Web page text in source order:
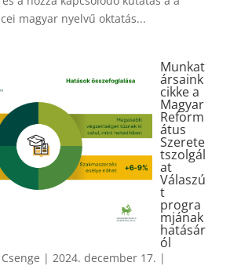
magyar nyelvű oktatás...
Munkat
ársaink
cikke a
Magyar
Reform
átus
Szerete
tszolgál
at
Válaszú
t
progra
mjának
hatásár
ól
| 2024. december 17. |